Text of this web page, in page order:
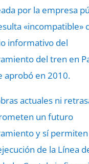
por la empresa
«incompatible»
informativo del
del tren en
aprobó en 2010.
actuales ni
un futuro
y sí permiten
de la Línea